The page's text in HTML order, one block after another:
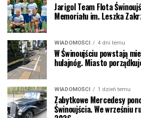
Jarigol Team Flota
Memoriału im. Leszka
WIADOMOŚCI 4 dni temu
W Świnoujściu powstają
hulajnóg. Miasto
WIADOMOŚCI 1 dzień temu
Zabytkowe Mercedesy
Świnoujścia. We wrześniu